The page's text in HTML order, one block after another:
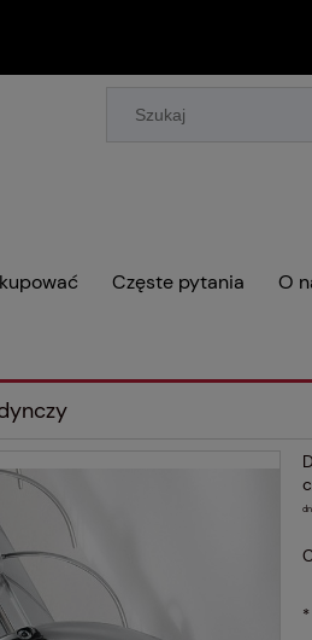
Częste pytania O
*